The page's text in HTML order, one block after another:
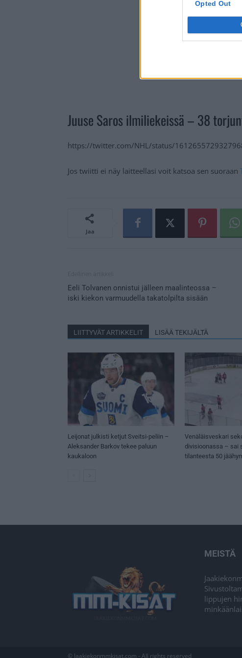
Opted Out
Juuse Saros ilmiliekeissä – 38
https://twitter.com/NHL/status/
Jos twiitti ei näy laitteellasi voit katsoa sen suoraan
Jaa
Eeli Tolvanen onnistui jälleen maalinteossa –
iski kiekon varmuudella takatolpilta sisään
LIITTYVÄT ARTIKKELIT LISÄÄ TEKIJÄLTÄ
Leijonat julkisti ketjut Sveitsi-peliin –
Aleksander Barkov tekee paluun
kaukaloon
Venäläisveskari
divisioonassa – sai
tilanteesta 50
MEISTÄ
lippujen
© Jaakiekonmmkisat.com - All rights reserved